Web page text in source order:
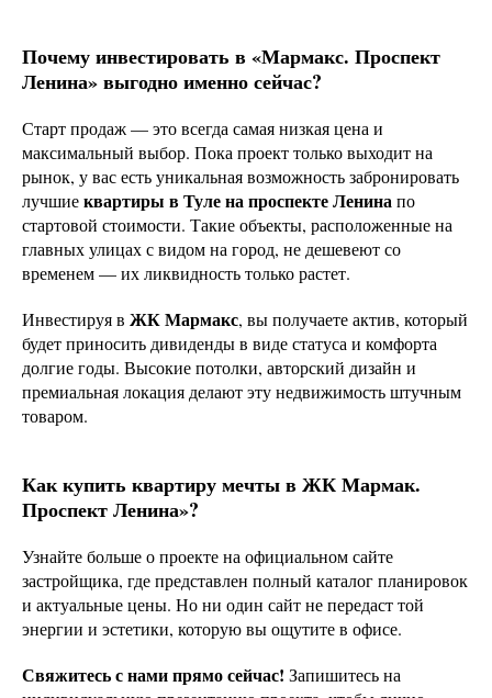
Почему инвестировать в «Мармакс. Проспект
Ленина» выгодно именно сейчас?
Старт продаж — это всегда самая низкая цена и
максимальный выбор. Пока проект только выходит на
рынок, у вас есть уникальная возможность забронировать
лучшиеквартиры в Туле на проспекте Ленинапо
стартовой стоимости. Такие объекты, расположенные на
главных улицах с видом на город, не дешевеют со
временем — их ликвидность только растет.
Инвестируя в ЖК Мармакс, вы получаете актив, который
будет приносить дивиденды в виде статуса и комфорта
долгие годы. Высокие потолки, авторский дизайн и
премиальная локация делают эту недвижимость штучным
товаром.
Как купить квартиру мечты в ЖК Мармак.
Проспект Ленина»?
Узнайте больше о проекте на официальном сайте
застройщика, где представлен полный каталог планировок
и актуальные цены. Но ни один сайт не передаст той
энергии и эстетики, которую вы ощутите в офисе.
Свяжитесь с нами прямо сейчас! Запишитесь на